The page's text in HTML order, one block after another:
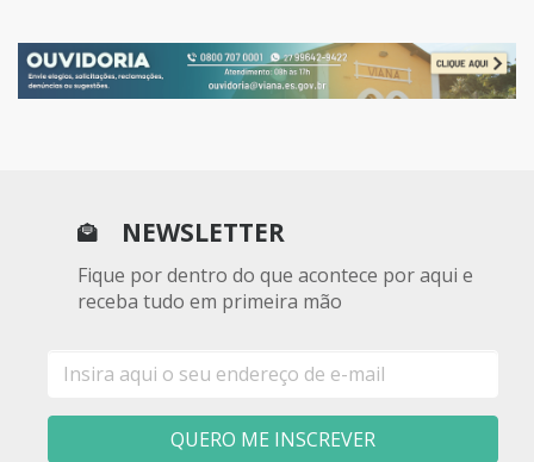
NEWSLETTER
Fique por dentro do que acontece por aqui e
receba tudo em primeira mão
mail
QUERO ME INSCREVER